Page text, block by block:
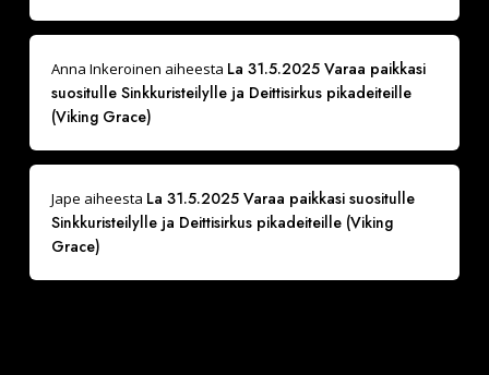
Anna Inkeroinen aiheesta La 31.5.2025 Varaa paikkasi
suositulle Sinkkuristeilylle ja Deittisirkus pikadeiteille
(Viking Grace)
Jape aiheesta La 31.5.2025 Varaa paikkasi suositulle
Sinkkuristeilylle ja Deittisirkus pikadeiteille (Viking
Grace)